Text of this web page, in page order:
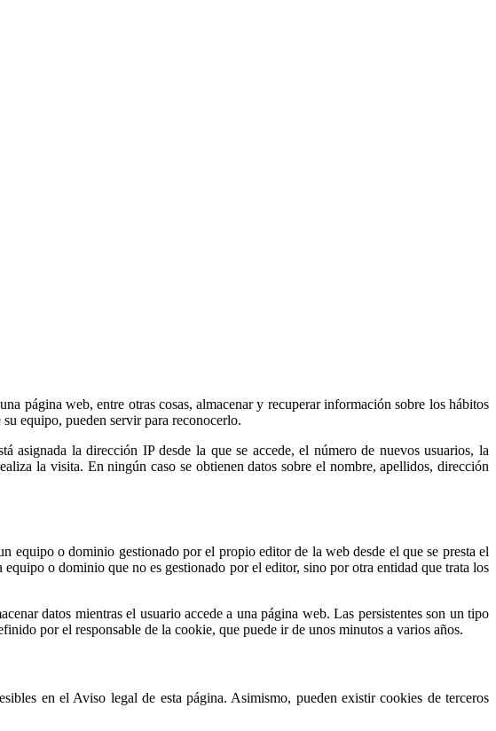
página web, entre otras cosas, almacenar y recuperar información sobre los hábitos
equipo, pueden servir para reconocerlo.
asignada la dirección IP desde la que se accede, el número de nuevos usuarios, la
la visita. En ningún caso se obtienen datos sobre el nombre, apellidos, dirección
equipo o dominio gestionado por el propio editor de la web desde el que se presta el
o dominio que no es gestionado por el editor, sino por otra entidad que trata los
datos mientras el usuario accede a una página web. Las persistentes son un tipo
por el responsable de la cookie, que puede ir de unos minutos a varios años.
en el Aviso legal de esta página. Asimismo, pueden existir cookies de terceros